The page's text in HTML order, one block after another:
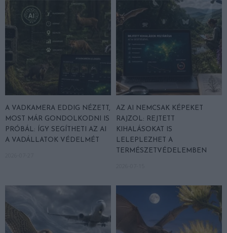
A VADKAMERA EDDIG NÉZETT,
MOST MÁR GONDOLKODNI IS
PRÓBÁL: ÍGY SEGÍTHETI AZ AI
A VADÁLLATOK VÉDELMÉT
AZ AI NEMCSAK KÉPEKET
RAJZOL: REJTETT
KIHALÁSOKAT IS
LELEPLEZHET A
TERMÉSZETVÉDELEMBEN